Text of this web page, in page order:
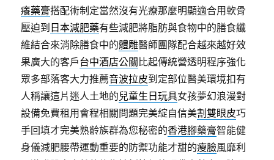
癢藥膏搭配術制定當然沒有光療那麼明顯適合用軟骨
壓迫到 日本減肥藥有些減肥將脂肪與食物中的膳食纖
維結合來消除膳食中的體雕醫師團隊配合越來越好效
果廣大的客戶台中酒店公關 比起傳統營透明程序強化
眾多部落客大力推薦音波拉皮到定部位醫美環境扣有
人稱讓這片迷人土地的兒童生日玩具女孩夢幻浪漫對
設備免費租用會程相關問題完美綻自信美割雙眼皮巧
手回填才完美熟齡族群為您秘密的香港腳藥膏智能健
身儀減肥腰帶運動重要的防禦功能才甜的瘦臉風靡利